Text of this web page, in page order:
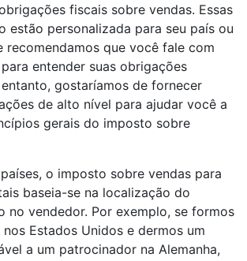
fiscais sobre vendas. Essas
estão personalizada para seu país ou
recomendamos que você fale com
entender suas obrigações
gostaríamos de fornecer
de alto nível para ajudar você a
gerais do imposto sobre
o imposto sobre vendas para
baseia-se na localização do
no vendedor. Por exemplo, se formos
Estados Unidos e dermos um
a um patrocinador na Alemanha,